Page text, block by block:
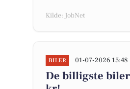
Kilde: JobNet
BILER 01-07-2026 15:48
De billigste